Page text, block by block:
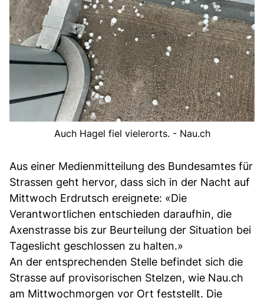
Auch Hagel fiel vielerorts. - Nau.ch
Aus einer Medienmitteilung des Bundesamtes für
Strassen geht hervor, dass sich in der Nacht auf
Mittwoch Erdrutsch ereignete: «Die
Verantwortlichen entschieden daraufhin, die
Axenstrasse bis zur Beurteilung der Situation bei
Tageslicht geschlossen zu halten.»
An der entsprechenden Stelle befindet sich die
Strasse auf provisorischen Stelzen, wie Nau.ch
am Mittwochmorgen vor Ort feststellt. Die